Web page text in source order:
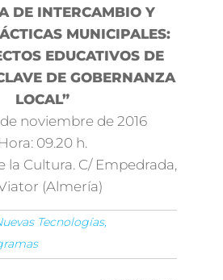
DE INTERCAMBIO Y
MUNICIPALES:
EDUCATIVOS DE
DE GOBERNANZA
LOCAL”
de noviembre de 2016
Hora: 09.20 h.
la Cultura. C/ Empedrada,
(Almería)
Tecnologías,